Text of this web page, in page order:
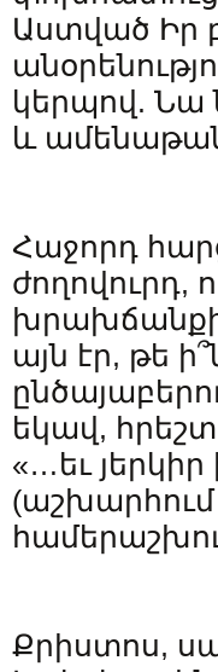
Աստված Իր
կերպով. Նա
և
Հաջորդ
ժողովուրդ,
խրախճանքի
այն էր, թե
եկավ,
«…եւ
Քրիստոս,